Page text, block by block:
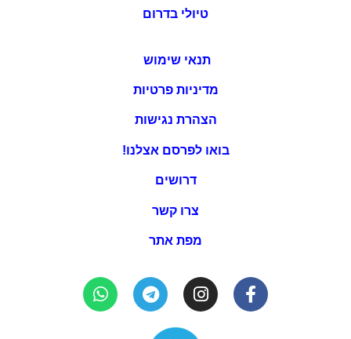
טיולי בדרום
תנאי שימוש
מדיניות פרטיות
הצהרת נגישות
בואו לפרסם אצלנו!
דרושים
צרו קשר
מפת אתר